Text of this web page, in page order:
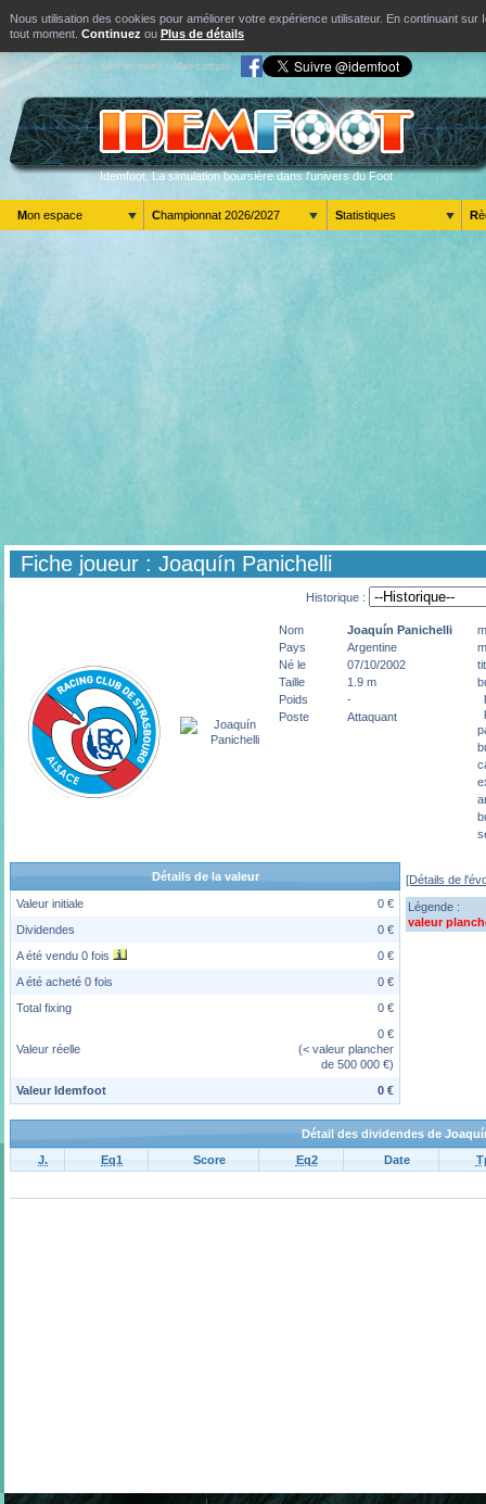
Nous utilisation des cookies pour améliorer votre expérience utilisateur. En continuant
tout moment. Continuez ou Plus de détails
Aller au contenu Aller au menu Mon compte
Idemfoot. La simulation boursière dans l'univers du Foot
Mon espace Championnat 2026/2027 Statistiques
Fiche joueur : Joaquín Panichelli
Historique :
Nom Joaquín Panichelli
Pays
Argentine
Né le
07/10/2002
Taille
1.9 m
Poids
-
Poste
Attaquant
Détails de la valeur
Valeur initiale
0 €
Dividendes
0 €
A été vendu 0 fois
0 €
A été acheté 0 fois
0 €
Total fixing
0 €
Valeur réelle
0 €
(< valeur plancher
de 500 000 €)
Valeur Idemfoot
0 €
[Détails de
Légende :
valeur
Détail des dividendes de
J.
Eq1 Score Eq2 Date